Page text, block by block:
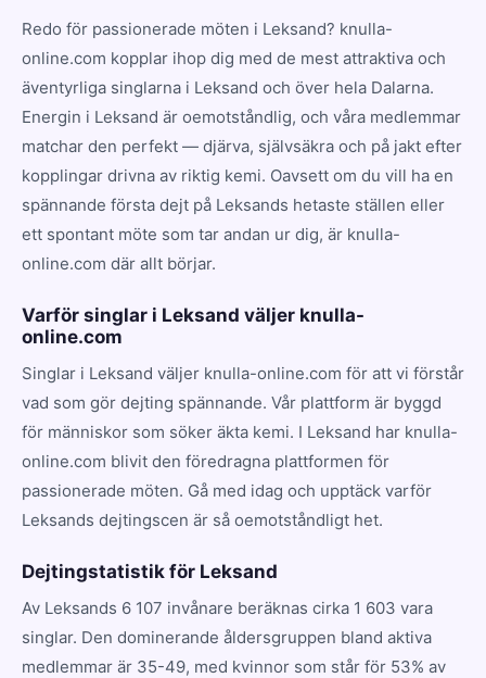
Redo för passionerade möten i Leksand? knulla-
online.com kopplar ihop dig med de mest attraktiva och
äventyrliga singlarna i Leksand och över hela Dalarna.
Energin i Leksand är oemotståndlig, och våra medlemmar
matchar den perfekt — djärva, självsäkra och på jakt efter
kopplingar drivna av riktig kemi. Oavsett om du vill ha en
spännande första dejt på Leksands hetaste ställen eller
ett spontant möte som tar andan ur dig, är knulla-
online.com där allt börjar.
Varför singlar i Leksand väljer knulla-
online.com
Singlar i Leksand väljer knulla-online.com för att vi förstår
vad som gör dejting spännande. Vår plattform är byggd
för människor som söker äkta kemi. I Leksand har knulla-
online.com blivit den föredragna plattformen för
passionerade möten. Gå med idag och upptäck varför
Leksands dejtingscen är så oemotståndligt het.
Dejtingstatistik för Leksand
Av Leksands 6 107 invånare beräknas cirka 1 603 vara
singlar. Den dominerande åldersgruppen bland aktiva
medlemmar är 35-49, med kvinnor som står för 53% av